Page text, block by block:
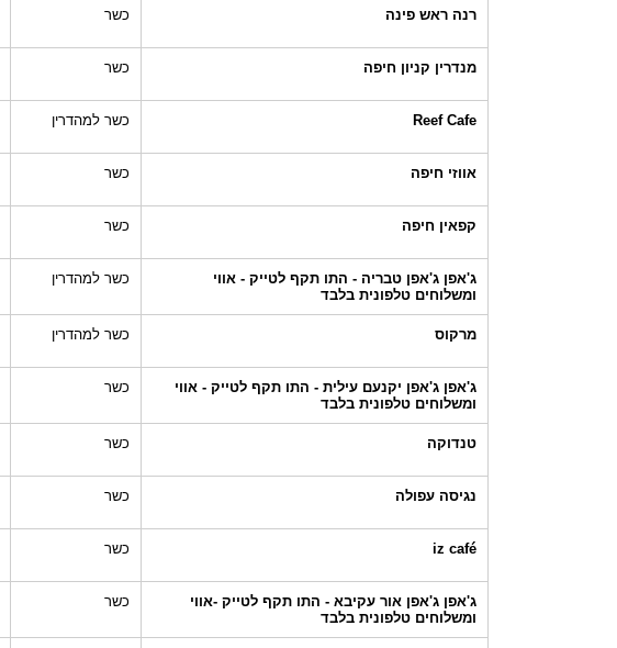
רנה ראש פינה
כשר
מנדרין קניון חיפה
כשר
Reef Cafe
כשר למהדרין
אווזי חיפה
כשר
קפאין חיפה
כשר
ג'אפן ג'אפן טבריה - התו תקף לטייק - אווי
ומשלוחים טלפונית בלבד
כשר למהדרין
מרקוס
כשר למהדרין
ג'אפן ג'אפן יקנעם עילית - התו תקף לטייק - אווי
ומשלוחים טלפונית בלבד
כשר
טנדוקה
כשר
נגיסה עפולה
כשר
iz café
כשר
ג'אפן ג'אפן אור עקיבא - התו תקף לטייק -אווי
ומשלוחים טלפונית בלבד
כשר